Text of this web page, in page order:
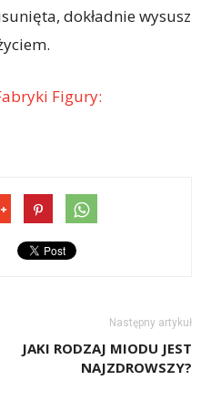
dokładnie wysusz
Figury:
Następny artykuł
JAKI RODZAJ MIODU JEST
NAJZDROWSZY?